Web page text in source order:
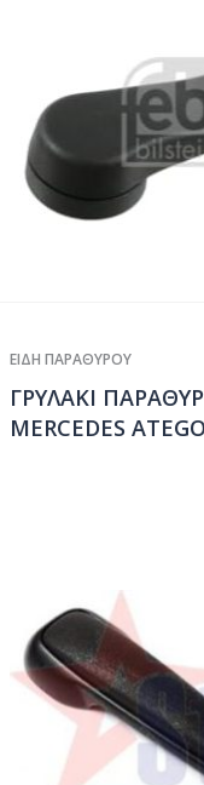
ΕΙΔΗ ΠΑΡΑΘΥΡΟΥ
ΓΡΥΛΑΚΙ
MERCEDES